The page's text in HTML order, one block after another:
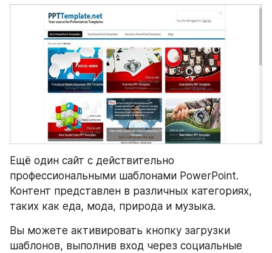
Ещё один сайт с действительно
профессиональными шаблонами PowerPoint.
Контент представлен в различных категориях,
таких как еда, мода, природа и музыка.
Вы можете активировать кнопку загрузки
шаблонов, выполнив вход через социальные